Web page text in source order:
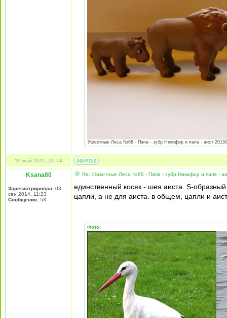
Животные Леса №68 - Папа - зубр Никифор и папа - аист
19 май 2015, 20:14
Ksana80
Зарегистрирован: 03
сен 2014, 11:23
Сообщения: 53
Re: Животные Леса №68 - Папа - зубр Никифор и папа -
единственный косяк - шея аиста. S-
цапли, а не для аиста. в общем, цапли и
Фото: